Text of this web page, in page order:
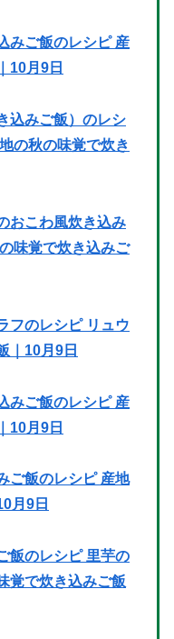
みご飯のレシピ 産
10月9日
込みご飯）のレシ
の秋の味覚で炊き
おこわ風炊き込み
味覚で炊き込みご
フのレシピ リュウ
｜10月9日
みご飯のレシピ 産
10月9日
ご飯のレシピ 産地
月9日
飯のレシピ 里芋の
覚で炊き込みご飯